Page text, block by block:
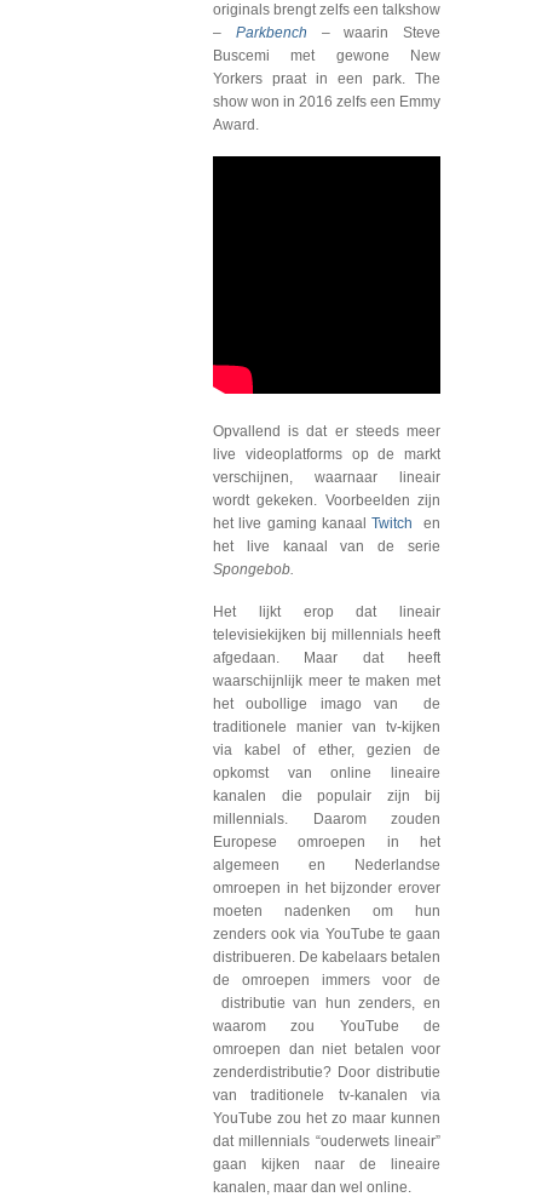
originals brengt zelfs een talkshow
– Parkbench – waarin Steve
Buscemi met gewone New
Yorkers praat in een park. The
show won in 2016 zelfs een Emmy
Award.
Opvallend is dat er steeds meer
live videoplatforms op de markt
verschijnen, waarnaar lineair
wordt gekeken. Voorbeelden zijn
het live gaming kanaalTwitch en
het live kanaal van de serie
Spongebob.
Het lijkt erop dat lineair
televisiekijken bij millennials heeft
afgedaan. Maar dat heeft
waarschijnlijk meer te maken met
het oubollige imago van de
traditionele manier van tv-kijken
via kabel of ether, gezien de
opkomst van online lineaire
kanalen die populair zijn bij
millennials. Daarom zouden
Europese omroepen in het
algemeen en Nederlandse
omroepen in het bijzonder erover
moeten nadenken om hun
zenders ook via YouTube te gaan
distribueren. De kabelaars betalen
de omroepen immers voor de
distributie van hun zenders, en
waarom zou YouTube de
omroepen dan niet betalen voor
zenderdistributie? Door distributie
van traditionele tv-kanalen via
YouTube zou het zo maar kunnen
dat millennials “ouderwets lineair”
gaan kijken naar de lineaire
kanalen, maar dan wel online.